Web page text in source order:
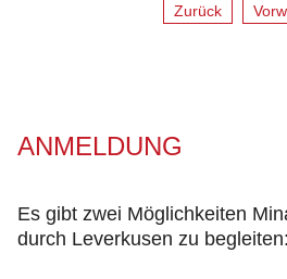
Zurück
ANMELDUNG
Es gibt zwei Möglichkeiten
durch Leverkusen zu begleiten: